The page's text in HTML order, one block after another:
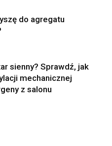
do agregatu
sienny? Sprawdź, jak
mechanicznej
z salonu